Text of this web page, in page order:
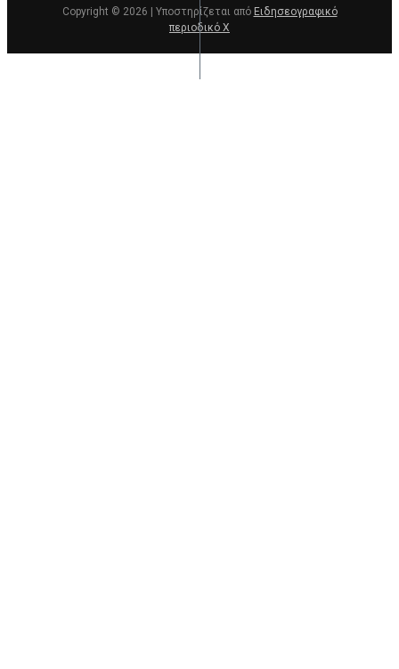
Copyright © 2026 | Υποστηρίζεται από Ειδησεογραφικό
περιοδικό Χ